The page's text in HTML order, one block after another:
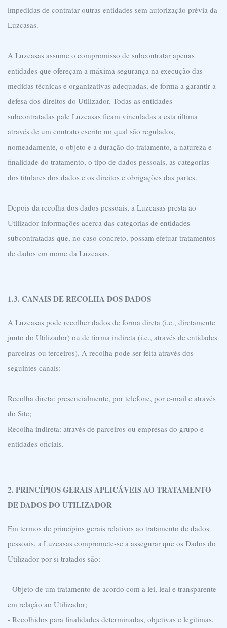
impedidas de contratar outras entidades sem autorização prévia da
Luzcasas.
A Luzcasas assume o compromisso de subcontratar apenas
entidades que ofereçam a máxima segurança na execução das
medidas técnicas e organizativas adequadas, de forma a garantir a
defesa dos direitos do Utilizador. Todas as entidades
subcontratadas pale Luzcasas ficam vinculadas a esta última
através de um contrato escrito no qual são regulados,
nomeadamente, o objeto e a duração do tratamento, a natureza e
finalidade do tratamento, o tipo de dados pessoais, as categorias
dos titulares dos dados e os direitos e obrigações das partes.
Depois da recolha dos dados pessoais, a Luzcasas presta ao
Utilizador informações acerca das categorias de entidades
subcontratadas que, no caso concreto, possam efetuar tratamentos
de dados em nome da Luzcasas.
1.3. CANAIS DE RECOLHA DOS DADOS
A Luzcasas pode recolher dados de forma direta (i.e., diretamente
junto do Utilizador) ou de forma indireta (i.e., através de entidades
parceiras ou terceiros). A recolha pode ser feita através dos
seguintes canais:
Recolha direta: presencialmente, por telefone, por e-mail e através
do Site;
Recolha indireta: através de parceiros ou empresas do grupo e
entidades oficiais.
2. PRINCÍPIOS GERAIS APLICÁVEIS AO TRATAMENTO
DE DADOS DO UTILIZADOR
Em termos de princípios gerais relativos ao tratamento de dados
pessoais, a Luzcasas compromete-se a assegurar que os Dados do
Utilizador por si tratados são:
- Objeto de um tratamento de acordo com a lei, leal e transparente
em relação ao Utilizador;
- Recolhidos para finalidades determinadas, objetivas e legítimas,